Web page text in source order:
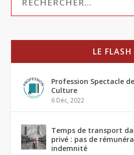
LE FLASH
Profession Spectacle
Culture
6 Déc, 2022
Temps de transport
privé : pas de
indemnité